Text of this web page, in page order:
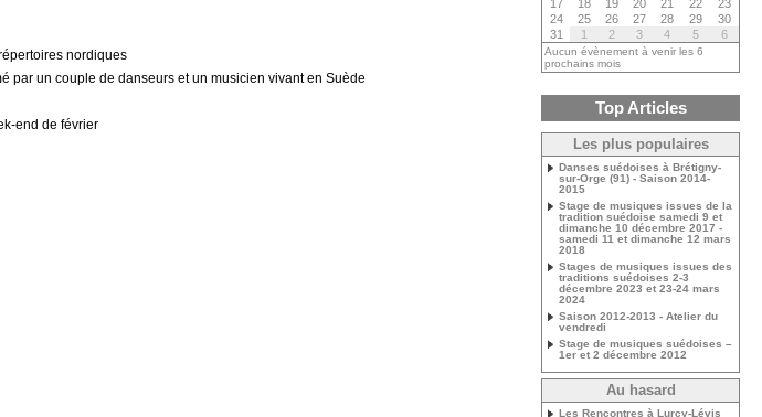
nordiques
par un couple de danseurs et un musicien vivant en Suède
end de février
17
18 19 20 21 22
23
24
25 26 27 28 29
30
31
1 2 3 4 5 6
Aucun évènement à venir les 6
prochains mois
Top Articles
Les plus populaires
Danses suédoises à Brétigny-
sur-Orge (91) - Saison 2014-
2015
Stage de musiques issues de la
tradition suédoise samedi 9 et
dimanche 10 décembre 2017 -
samedi 11 et dimanche 12 mars
2018
Stages de musiques issues des
traditions suédoises 2-3
décembre 2023 et 23-24 mars
2024
Saison 2012-2013 - Atelier du
vendredi
Stage de musiques suédoises –
1er et 2 décembre 2012
Au hasard
Les Rencontres à Lurcy-Lévis